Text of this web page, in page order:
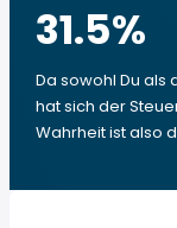
31.5%
Da sowohl Du als
hat sich der
Wahrheit ist also